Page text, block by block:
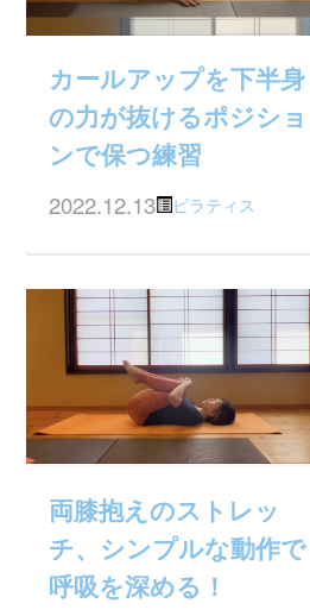
カールアップを下半身
の力が抜けるポジショ
ンで保つ練習
2022.12.13 ピラティス
両膝抱えのストレッ
チ、シンプルな動作で
呼吸を深める！